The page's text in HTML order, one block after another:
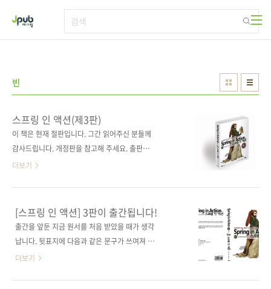
빈
스프링 인 액션(제3판)
이 책은 현재 절판입니다. 그간 읽어주신 분들께
감사드립니다. 개정판을 참고해 주세요. 출판사
제이펍 원출판사 Manning 원서명 Spring in
(Craig Walls) 역자명 홍영표 출판일 2012년 2
월 10일 페이지 544쪽 판 형 4*6배판 변형
(188*245) 반양장(Soft Cover) 정 가 30,000
13560 분 야 프로그래밍 / 자바 키워드 빈 / 와
이어링 / AOP / 애스펙트 지향 / 하이버네이트 /
더보기
[스프링 인 액션] 3판이 출간됩니다!
출간을 앞둔 지금 원서를 처음 받았을 때가 생각
납니다. 뒷표지에 다음과 같은 문구가 쓰여져 깜
짝 놀랐었는데요. Nearly 100,000
더보기